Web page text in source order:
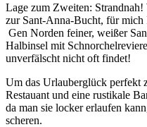
Lage zum Zweiten:
zur Sant-Anna-Bucht, für mich
Gen Norden feiner, weißer
Halbinsel mit
unverfälscht nicht oft findet!
Um das Urlauberglück perfekt
Restauant und eine rustikale
da man sie locker erlaufen
scheren.